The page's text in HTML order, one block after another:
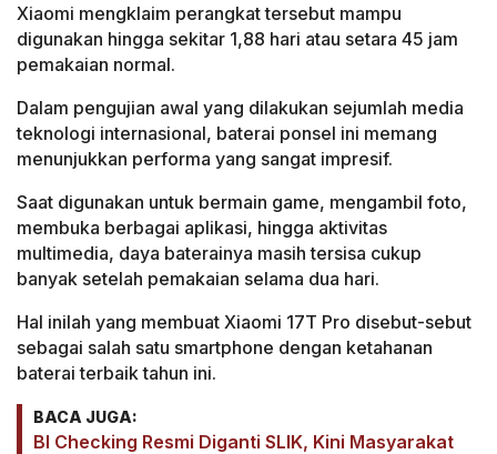
Xiaomi mengklaim perangkat tersebut mampu
digunakan hingga sekitar 1,88 hari atau setara 45 jam
pemakaian normal.
Dalam pengujian awal yang dilakukan sejumlah media
teknologi internasional, baterai ponsel ini memang
menunjukkan performa yang sangat impresif.
Saat digunakan untuk bermain game, mengambil foto,
membuka berbagai aplikasi, hingga aktivitas
multimedia, daya baterainya masih tersisa cukup
banyak setelah pemakaian selama dua hari.
Hal inilah yang membuat Xiaomi 17T Pro disebut-sebut
sebagai salah satu smartphone dengan ketahanan
baterai terbaik tahun ini.
BACA JUGA:
BI Checking Resmi Diganti SLIK, Kini Masyarakat